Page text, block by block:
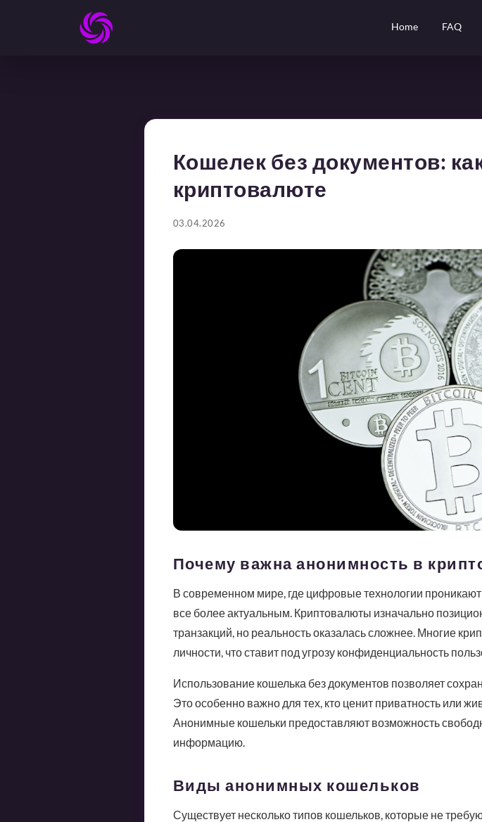
Home FAQ
Кошелек без документов:
криптовалюте
03.04.2026
Почему важна анонимность в
В современном мире, где цифровые технологии
все более актуальным. Криптовалюты изначально
транзакций, но реальность оказалась сложнее. Многие
личности, что ставит под угрозу конфиденциальность
Использование кошелька без документов позволяет
Это особенно важно для тех, кто ценит приватность или
Анонимные кошельки предоставляют возможность
информацию.
Виды анонимных кошельков
Существует несколько типов кошельков, которые не